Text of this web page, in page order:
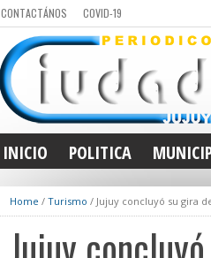
CONTACTÁNOS COVID-19
INICIO POLITICA
Home / Turismo / Jujuy concluyó su gira